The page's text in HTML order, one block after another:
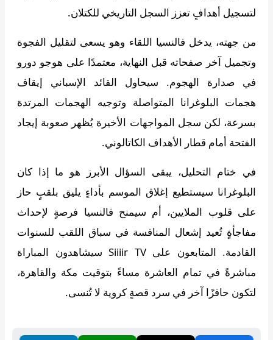
لتسجيل أهدافٍ تعزز السجل التاريخي للكتلان.
من جهته، يدخل فالنسيا اللقاء وهو يسعى لتقليل الفجوة
وتجميل آخر صفحاته قبل النهاية، معتمدًا على هوجو دورو
في صدارة الهجوم. سيحاول القائد الإسباني إيقاف
هجمات البلوغرانا المتواصلة وتوجيه الهجمات المرتدة
بسرعة، لكن سجل المواجهات الأخيرة يُظهر صعوبة إيجاد
الفتحة أمام قطار الأهداف الكاتالوني.
في ختام التحليل، يبقى السؤال الأبرز هو ما إذا كان
البلوغرانا سيستطيع إغلاق الموسم بأداءٍ يليق بلقبٍ حاز
على قلوب الملايين، أم سيمنح فالنسيا فرصةٍ لإحداث
مفاجأةٍ تُعيد إشعال المنافسة في سباق اللقب للسنوات
القادمة. المتابعون على Siiiir TV سيشاهدون المباراة
مباشرةً في تمام العاشرة مساءً بتوقيت مكة والقاهرة،
لتكون حافزًا آخر في سرد قصةٍ كروية لا تُنسى.